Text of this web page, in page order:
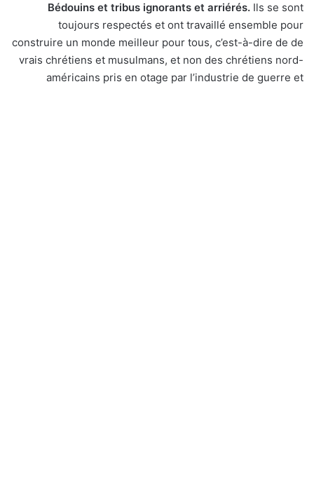
Bédouins et tribus ignorants et arriérés. Ils se sont
toujours respectés et ont travaillé ensemble pour
construire un monde meilleur pour tous, c’est-à-dire de de
vrais chrétiens et musulmans, et non des chrétiens nord-
américains pris en otage par l’industrie de guerre et